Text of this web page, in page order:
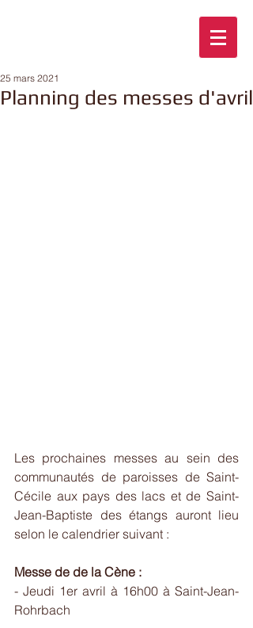
Planning des messes d'avril
25 mars 2021
Les prochaines messes au sein des
communautés de paroisses de Saint-
Cécile aux pays des lacs et de Saint-
Jean-Baptiste des étangs auront lieu
selon le calendrier suivant :
Messe de de la Cène :
- Jeudi 1er avril à 16h00 à Saint-Jean-
Rohrbach